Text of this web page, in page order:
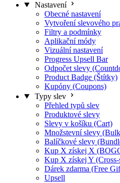
Nastavení
Obecné nastavení
Vytvoření slevového
Filtry a podmínky
Aplikační módy
Vizuální nastavení
Progress Upsell Bar
Odpočet slevy
Product Badge (Štítky)
Kupóny (Coupons)
Typy slev
Přehled typů slev
Produktové slevy
Slevy v košíku (Cart)
Množstevní slevy
Balíčkové slevy
Kup X získej X
Kup X získej Y
Dárek zdarma (Free
Upsell